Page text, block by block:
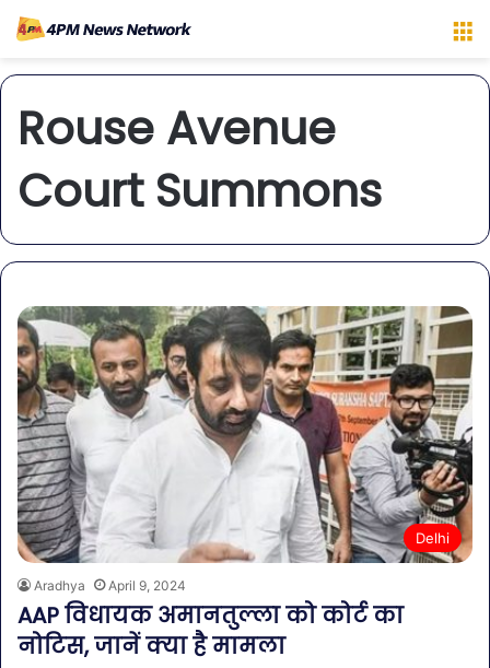
Rouse Avenue
Court Summons
Delhi
Aradhya April 9, 2024
AAP विधायक अमानतुल्ला को कोर्ट का
नोटिस, जानें क्या है मामला